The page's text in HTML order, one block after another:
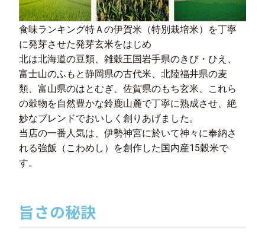
食味ランキング特Ａの伊賀米（特別栽培米）を丁寧
に発芽させた発芽玄米をはじめ
北は北海道の豆類、雑穀王国岩手県のきび・ひえ、
富士山のふもと静岡県の古代米、北陸福井県の麦
類、富山県のはとむぎ、佐賀県のもち玄米、これら
の穀物を自然豊かな鈴鹿山麓で丁寧に熟成させ、絶
妙なブレンドでおいしく創りあげました。
当店の一番人気は、伊勢神宮に於いて神々に奉納さ
れる強飯（こわめし）を創作した国内産15穀米で
す。
旨さの秘訣